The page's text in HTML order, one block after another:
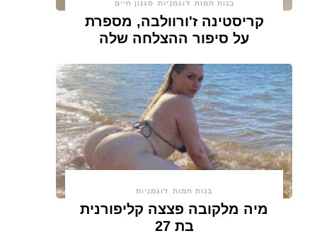
בנות חמות דוגמניות סגנון חיים
קריסטינה ז'ורוולבה, מספרת
על סיפור ההצלחה שלה
בנות חמות דוגמניות
מיה מלקובה פצצה קליפורנית
בת 27